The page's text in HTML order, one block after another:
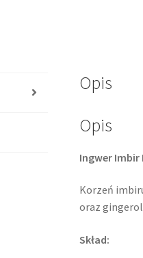
Opis
Opis
Ingwer Imbir
Korzeń
oraz
Skład: